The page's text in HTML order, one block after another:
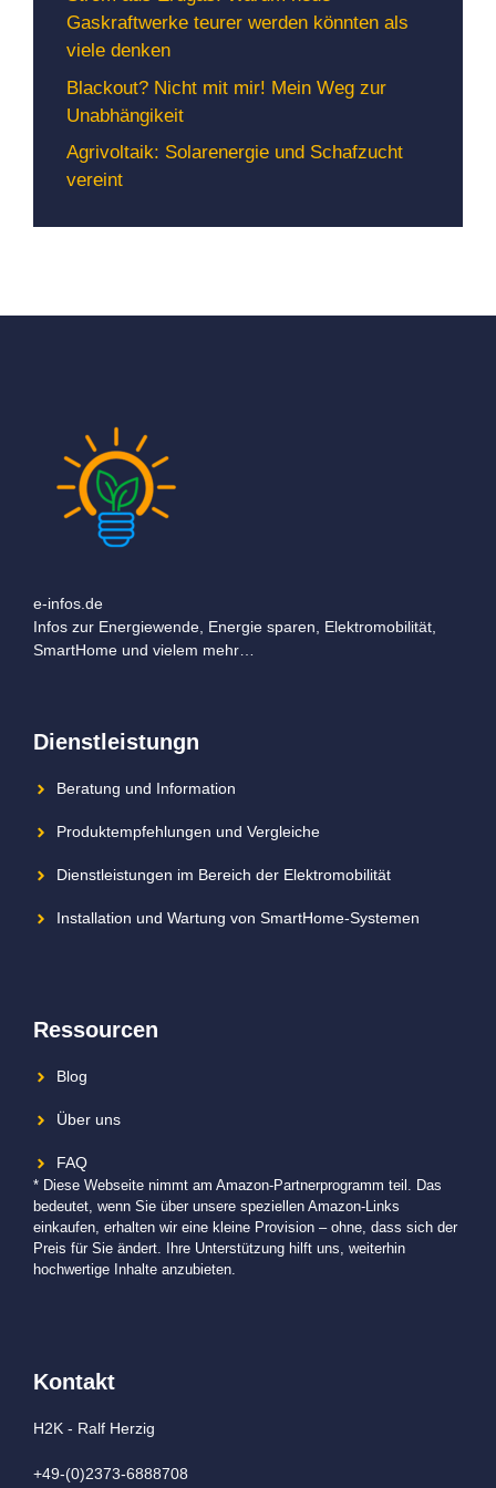
Gaskraftwerke teurer werden könnten als
viele denken
Blackout? Nicht mit mir! Mein Weg zur
Unabhängikeit
Agrivoltaik: Solarenergie und Schafzucht
vereint
e-infos.de
Infos zur Energiewende, Energie sparen, Elektromobilität,
SmartHome und vielem mehr…
Dienstleistungn
Beratung und Information
Produktempfehlungen und Vergleiche
Dienstleistungen im Bereich der Elektromobilität
Installation und Wartung von SmartHome-Systemen
Ressourcen
Blog
Über uns
FAQ
* Diese Webseite nimmt am Amazon-Partnerprogramm teil. Das
bedeutet, wenn Sie über unsere speziellen Amazon-Links
einkaufen, erhalten wir eine kleine Provision – ohne, dass sich der
Preis für Sie ändert. Ihre Unterstützung hilft uns, weiterhin
hochwertige Inhalte anzubieten.
Kontakt
H2K - Ralf Herzig
+49-(0)2373-6888708